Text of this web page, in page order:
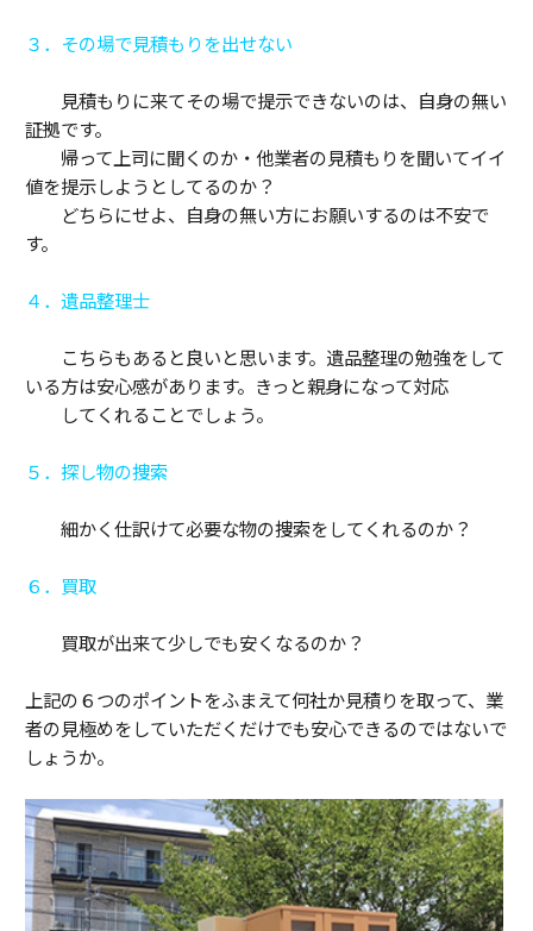
３．その場で見積もりを出せない
見積もりに来てその場で提示できないのは、自身の無い
証拠です。
帰って上司に聞くのか・他業者の見積もりを聞いてイイ
値を提示しようとしてるのか？
どちらにせよ、自身の無い方にお願いするのは不安で
す。
４．遺品整理士
こちらもあると良いと思います。遺品整理の勉強をして
いる方は安心感があります。きっと親身になって対応
してくれることでしょう。
５．探し物の捜索
細かく仕訳けて必要な物の捜索をしてくれるのか？
６．買取
買取が出来て少しでも安くなるのか？
上記の６つのポイントをふまえて何社か見積りを取って、業
者の見極めをしていただくだけでも安心できるのではないで
しょうか。